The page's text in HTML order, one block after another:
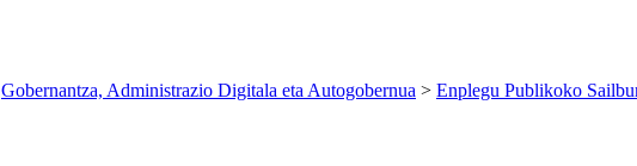
Gobernantza, Administrazio Digitala eta Autogobernua > Enplegu Publikoko